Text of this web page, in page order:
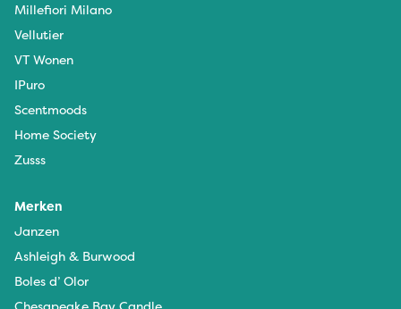
Millefiori Milano
Vellutier
VT Wonen
IPuro
Scentmoods
Home Society
Zusss
Merken
Janzen
Ashleigh & Burwood
Boles d’ Olor